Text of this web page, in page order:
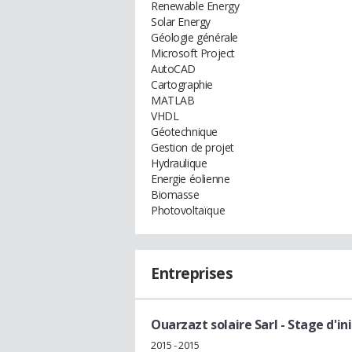
Renewable Energy
Solar Energy
Géologie générale
Microsoft Project
AutoCAD
Cartographie
MATLAB
VHDL
Géotechnique
Gestion de projet
Hydraulique
Energie éolienne
Biomasse
Photovoltaïque
Entreprises
Ouarzazt solaire Sarl - Stage
2015 - 2015